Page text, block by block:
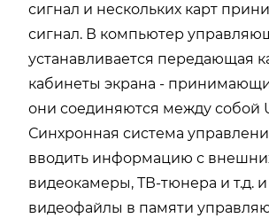
сигнал и нескольких карт
сигнал. В компьютер
устанавливается передающая
кабинеты экрана -
они соединяются между собой
Синхронная система
вводить информацию с
видеокамеры, ТВ-тюнера и т.д. и
видеофайлы в памяти